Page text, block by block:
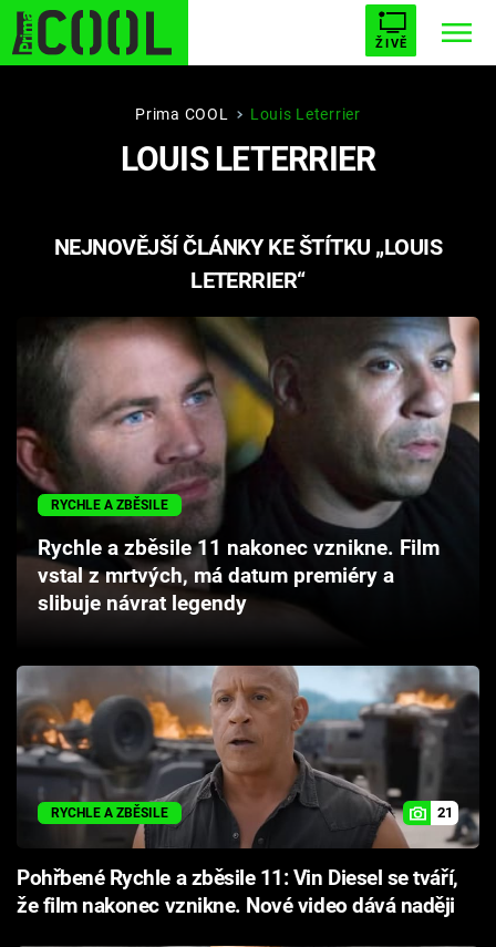
ŽIVĚ
STARHOUSE BUFFY, PŘEMOŽITELKA UPÍRŮ
PLNEJ KOTEL AVENGERS 5
Filmy
Seriály
Hry
Cool Esport
Pořady
Sledujte prima+
Přihlášení
Prima COOL Louis Leterrier
LOUIS LETERRIER
NEJNOVĚJŠÍ ČLÁNKY KE ŠTÍTKU „LOUIS
LETERRIER“
RYCHLE A ZBĚSILE
Rychle a zběsile 11 nakonec vznikne. Film
vstal z mrtvých, má datum premiéry a
slibuje návrat legendy
RYCHLE A ZBĚSILE 21
Pohřbené Rychle a zběsile 11: Vin Diesel se tváří,
že film nakonec vznikne. Nové video dává naději